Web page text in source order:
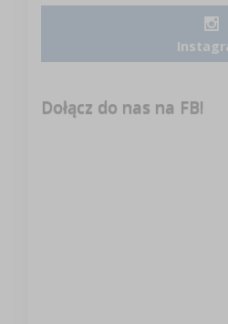
Dołącz do nas na FB!